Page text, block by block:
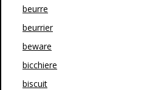
beurre
beurrier
beware
bicchiere
biscuit